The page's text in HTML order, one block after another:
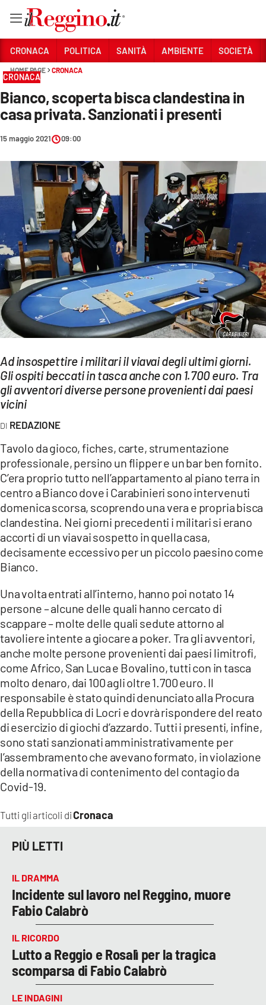
Sezioni
CRONACA
POLITICA
AMBIENTE
SOCIETÀ
CULTURA
ECONOMIA E LAVORO
EVENTI
SPORT
Streaming
LAC TV
LAC NETWORK
LAC ONAIR
LaC
Network
LACPLAY.IT
LACTV.IT
LACONAIR.IT
LACITYMAG.IT
COSENZACHANNEL.IT
ILVIBONESE.IT
CATANZAROCHANNEL.IT
LACAPITALENEWS.IT
App
ANDROID
APPLE
CRONACA POLITICA SANITÀ AMBIENTE SOCIETÀ
HOME PAGE CRONACA
CRONACA
Bianco, scoperta bisca clandestina in
casa privata. Sanzionati i presenti
15 maggio 2021 09:00
Ad insospettire i militari il viavai degli ultimi giorni.
Gli ospiti beccati in tasca anche con 1.700 euro. Tra
gli avventori diverse persone provenienti dai paesi
vicini
REDAZIONE
Tutti gli articoli diCronaca
Tavolo da gioco, fiches, carte, strumentazione
professionale, persino un flipper e un bar ben fornito.
C’era proprio tutto nell’appartamento al piano terra in
centro a Bianco dove i Carabinieri sono intervenuti
domenica scorsa, scoprendo una vera e propria bisca
clandestina. Nei giorni precedenti i militari si erano
accorti di un viavai sospetto in quella casa,
decisamente eccessivo per un piccolo paesino come
Bianco.
Una volta entrati all’interno, hanno poi notato 14
persone – alcune delle quali hanno cercato di
scappare – molte delle quali sedute attorno al
tavoliere intente a giocare a poker. Tra gli avventori,
anche molte persone provenienti dai paesi limitrofi,
come Africo, San Luca e Bovalino, tutti con in tasca
molto denaro, dai 100 agli oltre 1.700 euro. Il
responsabile è stato quindi denunciato alla Procura
della Repubblica di Locri e dovrà rispondere del reato
di esercizio di giochi d’azzardo. Tutti i presenti, infine,
sono stati sanzionati amministrativamente per
l’assembramento che avevano formato, in violazione
della normativa di contenimento del contagio da
Covid-19.
PIÙ LETTI
IL DRAMMA
Incidente sul lavoro nel Reggino, muore
Fabio Calabrò
IL RICORDO
Lutto a Reggio e Rosalì per la tragica
scomparsa di Fabio Calabrò
LE INDAGINI